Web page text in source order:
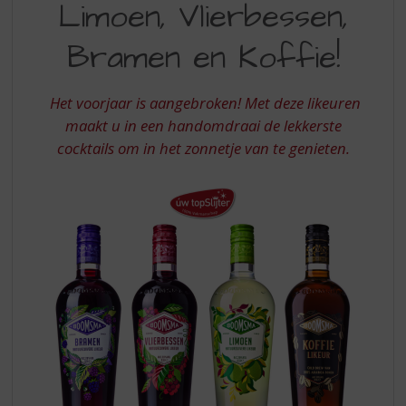
LIMOEN
VLIERBESSEN
BRAMEN
EN
KOFFIE
Limoen, Vlierbessen,
Bramen en Koffie!
Het voorjaar is aangebroken! Met deze likeuren
maakt u in een handomdraai de lekkerste
cocktails om in het zonnetje van te genieten.